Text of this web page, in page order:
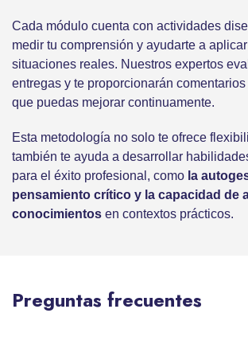
Cada módulo cuenta con actividades
medir tu comprensión y ayudarte a
situaciones reales. Nuestros expertos
entregas y te proporcionarán
que puedas mejorar continuamente.
Esta metodología no solo te ofrece
también te ayuda a desarrollar
para el éxito profesional, como la
pensamiento crítico y la capacidad de
conocimientos en contextos prácticos.
Preguntas frecuentes